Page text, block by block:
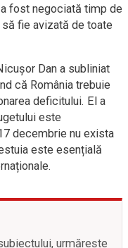
fost negociată timp de
fie avizată de toate
Dan a subliniat
că România trebuie
deficitului. El a
este
decembrie nu exista
este esențială
urmărește